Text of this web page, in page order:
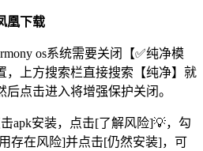
凰下载
os系统需要关闭【✅纯净模
，上方搜索栏直接搜索【纯净】就
后点击进入将增强保护关闭。
apk安装，点击[了解风险]💡，勾
存在风险]并点击[仍然安装]，可